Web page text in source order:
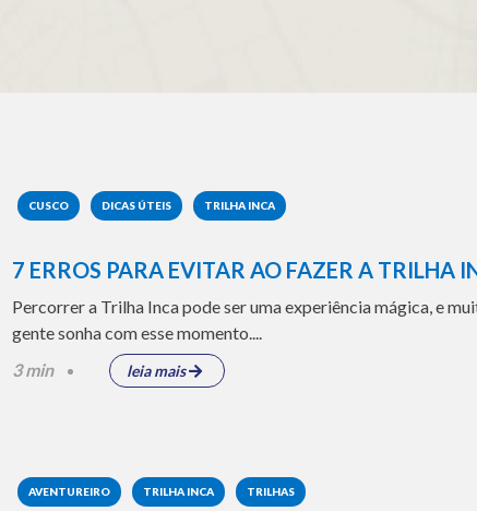
CUSCO DICAS ÚTEIS TRILHA INCA
7 ERROS PARA EVITAR AO FAZER A TRILHA
Percorrer a Trilha Inca pode ser uma experiência mágica, e
gente sonha com esse momento....
3 min
leia mais
AVENTUREIRO TRILHA INCA TRILHAS